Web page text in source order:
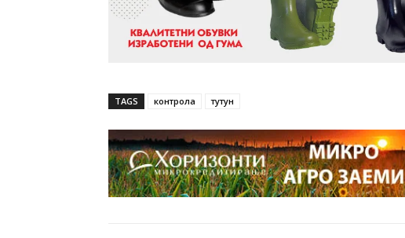
TAGS контрола тутун